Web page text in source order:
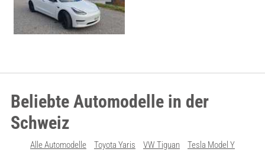
Beliebte Automodelle in der
Schweiz
Alle Automodelle Toyota Yaris VW Tiguan
Tesla Model Y